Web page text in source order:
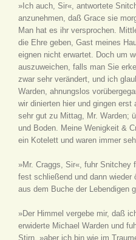
»Ich auch, Sir«, antwortete
anzunehmen, daß Grace sie
Man hat es ihr versprochen.
die Ehre geben, Gast meines
eignen nicht erwartet. Doch um
auszuweichen, falls man Sie
zwar sehr verändert, und ich
Warden, ahnungslos
wir dinierten hier und gingen
sehr gut zu Mittag, Mr. Warden;
und Boden. Meine Wenigkeit &
ein Kotelett und waren immer
»Mr. Craggs, Sir«, fuhr Snitchey
fest schließend und dann wieder
aus dem Buche der Lebendigen
»Der Himmel vergebe mir, daß
erwiderte Michael Warden und
Stirn, »aber ich bin wie im